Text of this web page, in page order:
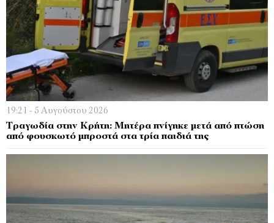
19:21 - 5 Αυγούστου 2026
Τραγωδία στην Κρήτη: Μητέρα πνίγηκε μετά από πτώση
από φουσκωτό μπροστά στα τρία παιδιά της